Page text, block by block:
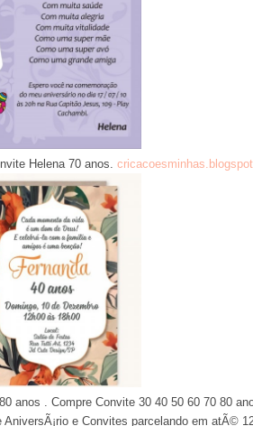
Helena 70 anos.
anos . Compre Convite 30 40 50 60 70 80
e Convites parcelando em atÃ©